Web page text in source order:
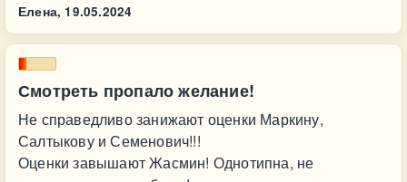
Елена, 19.05.2024
Смотреть пропало желание!
Не справедливо занижают оценки Маркину,
Салтыкову и Семенович!!!
Оценки завышают Жасмин! Однотипна, не